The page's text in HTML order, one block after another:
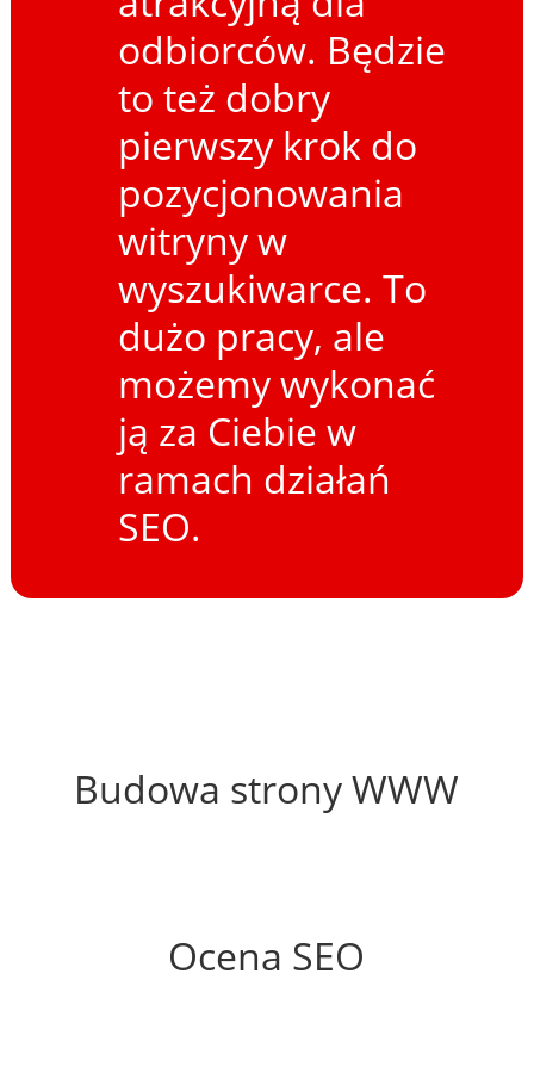
odbiorców. Będzie
to też dobry
pierwszy krok do
pozycjonowania
witryny w
wyszukiwarce. To
dużo pracy, ale
możemy wykonać
ją za Ciebie w
ramach działań
SEO.
Budowa strony WWW
Ocena SEO